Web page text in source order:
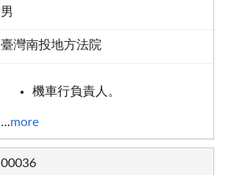
男
臺灣南投地方法院
機車行負責人。
...more
00036